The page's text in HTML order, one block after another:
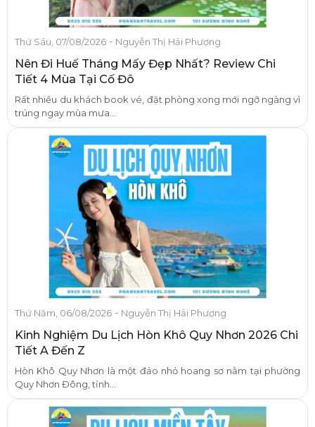
Thứ Sáu, 07/08/2026 - Nguyễn Thị Hải Phượng
Nên Đi Huế Tháng Mấy Đẹp Nhất? Review Chi
Tiết 4 Mùa Tại Cố Đô
Rất nhiều du khách book vé, đặt phòng xong mới ngỡ ngàng vì
trúng ngay mùa mưa...
Thứ Năm, 06/08/2026 - Nguyễn Thị Hải Phượng
Kinh Nghiệm Du Lịch Hòn Khô Quy Nhơn 2026 Chi
Tiết A Đến Z
Hòn Khô Quy Nhơn là một đảo nhỏ hoang sơ nằm tại phường
Quy Nhơn Đông, tỉnh...